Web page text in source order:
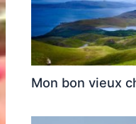
Mon bon vieux